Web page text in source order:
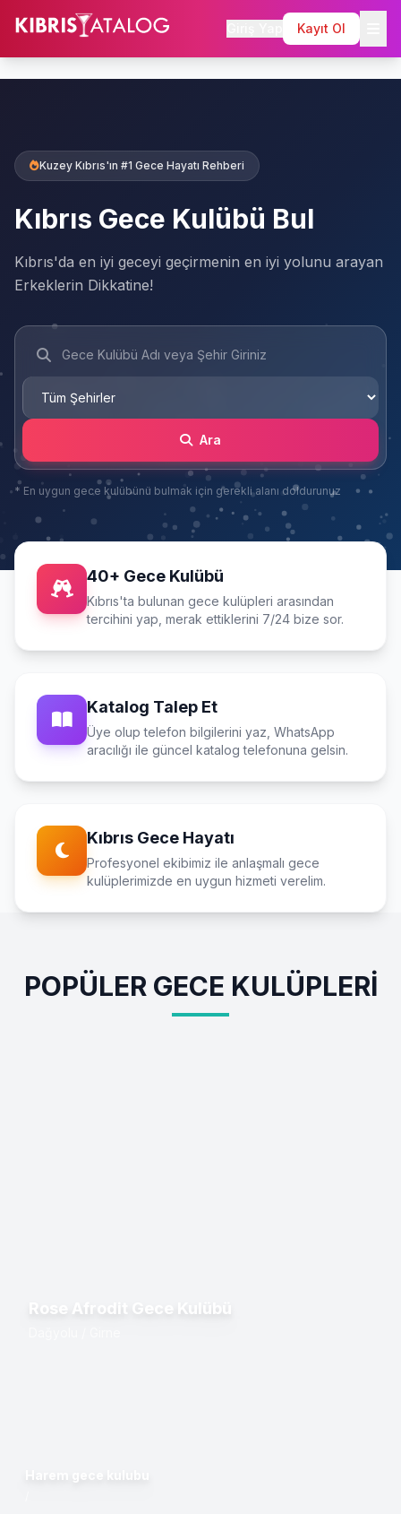
Kayıt Ol
Kuzey Kıbrıs'ın #1 Gece Hayatı Rehberi
Kıbrıs Gece Kulübü Bul
Kıbrıs'da en iyi geceyi geçirmenin en iyi yolunu arayan
Erkeklerin Dikkatine!
Ara
* En uygun gece kulübünü bulmak için gerekli alanı doldurunuz
40+ Gece Kulübü
Kıbrıs'ta bulunan gece kulüpleri arasından
tercihini yap, merak ettiklerini 7/24 bize sor.
Katalog Talep Et
Üye olup telefon bilgilerini yaz, WhatsApp
aracılığı ile güncel katalog telefonuna gelsin.
Kıbrıs Gece Hayatı
Profesyonel ekibimiz ile anlaşmalı gece
kulüplerimizde en uygun hizmeti verelim.
POPÜLER GECE KULÜPLERI
Rose Afrodit Gece Kulübü